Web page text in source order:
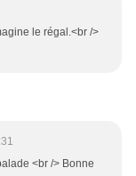
le régal.<br />
<br /> Bonne